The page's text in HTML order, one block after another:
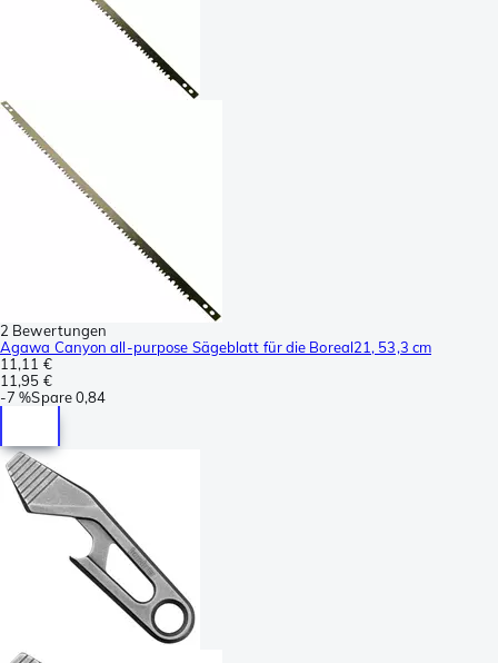
2 Bewertungen
Agawa Canyon all-purpose Sägeblatt für die Boreal21, 53,3 cm
11,11 €
11,95 €
-7 %Spare0,84